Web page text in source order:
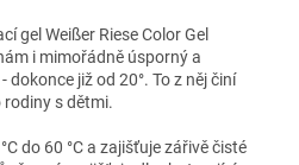
gel Weißer Riese Color Gel
i mimořádně úsporný a
již od 20°. To z něj činí
s dětmi.
do 60 °C a zajišťuje zářivě čisté